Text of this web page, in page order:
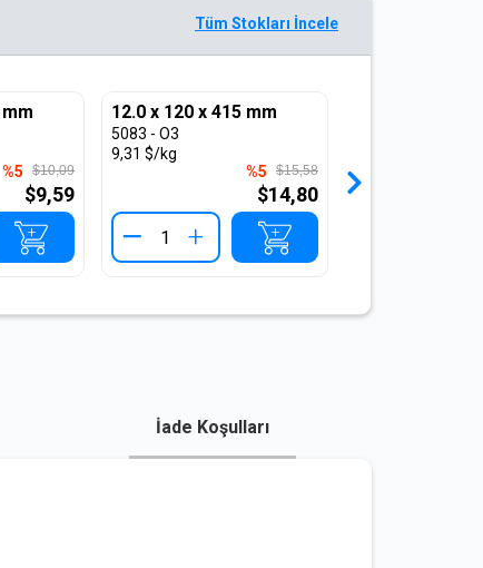
Tüm Stokları İncele
%5
$10,09
$9,59
12.0 x 120 x 415 mm
5083 - O3
9,31 $/kg
%5
$15,58
$14,80
+
İade Koşulları